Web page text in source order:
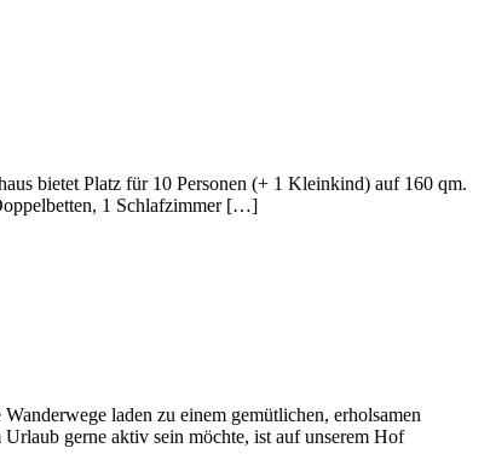
bietet Platz für 10 Personen (+ 1 Klein­kind) auf 160 qm.
1 Schlafzimmer […]
laden zu einem gemüt­li­chen, erhol­samen
gerne aktiv sein möchte, ist auf unserem Hof